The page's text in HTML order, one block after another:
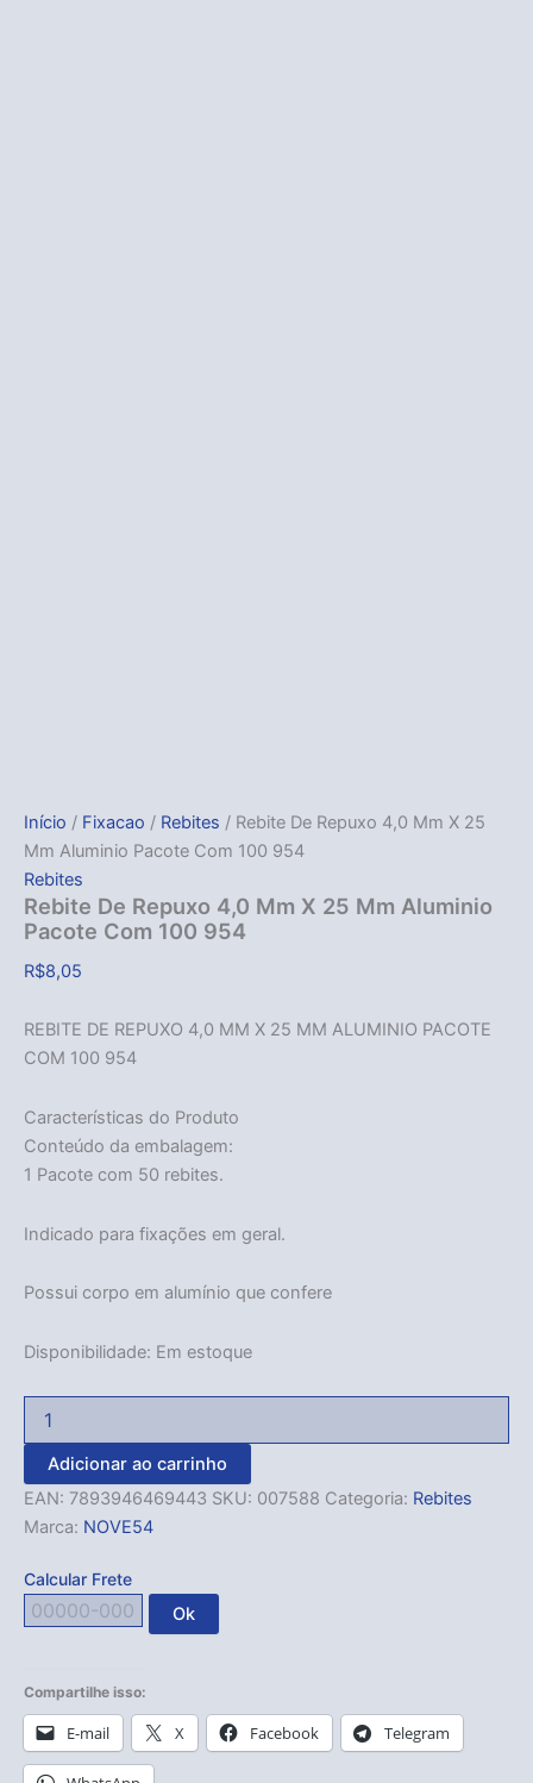
Início / Fixacao / Rebites / Rebite De Repuxo 4,0 Mm X 25
Mm Aluminio Pacote Com 100 954
Rebites
Rebite De Repuxo 4,0 Mm X 25 Mm Aluminio
Pacote Com 100 954
R$8,05
REBITE DE REPUXO 4,0 MM X 25 MM ALUMINIO PACOTE
COM 100 954
Características do Produto
Conteúdo da embalagem:
1 Pacote com 50 rebites.
Indicado para fixações em geral.
Possui corpo em alumínio que confere
Disponibilidade: Em estoque
Adicionar ao carrinho
EAN: 7893946469443 SKU: 007588 Categoria: Rebites
Marca: NOVE54
Calcular Frete
Ok
Compartilhe isso:
E-mail X Facebook Telegram